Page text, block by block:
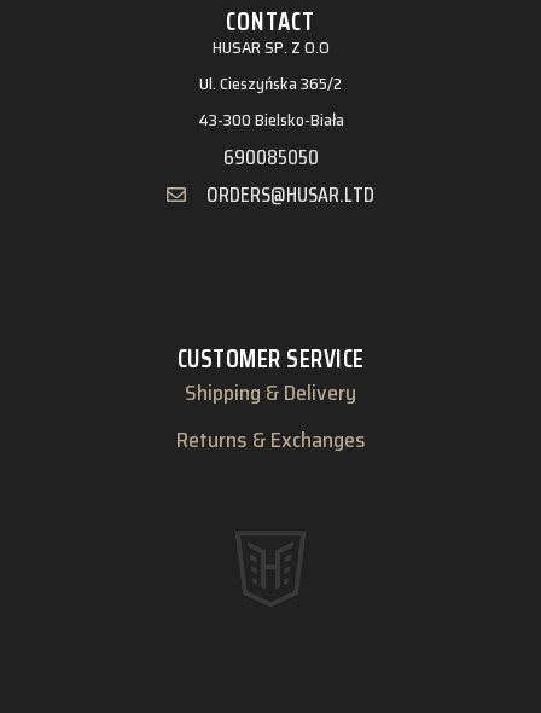
CONTACT
HUSAR SP. Z O.O
Ul. Cieszyńska 365/2
43-300 Bielsko-Biała
690085050
ORDERS@HUSAR.LTD
CUSTOMER SERVICE
Shipping & Delivery
Returns & Exchanges